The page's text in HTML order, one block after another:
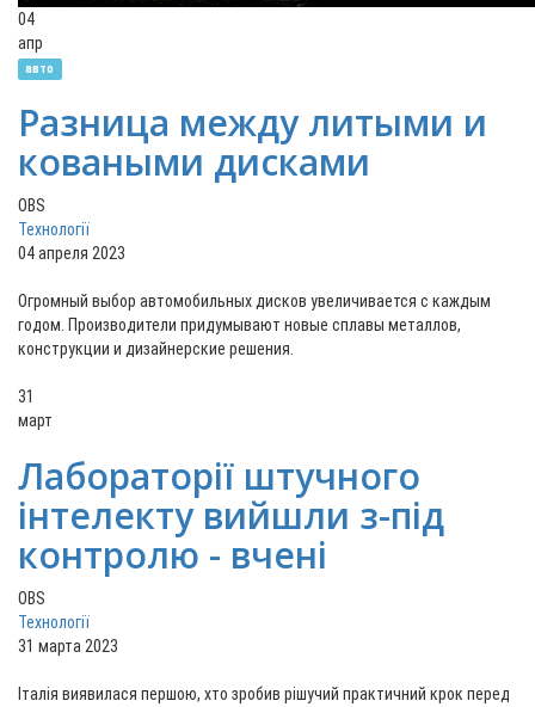
04
апр
авто
Разница между литыми и
коваными дисками
OBS
Технології
04 апреля 2023
Огромный выбор автомобильных дисков увеличивается с каждым
годом. Производители придумывают новые сплавы металлов,
конструкции и дизайнерские решения.
31
март
Лабораторії штучного
інтелекту вийшли з-під
контролю - вчені
OBS
Технології
31 марта 2023
Італія виявилася першою, хто зробив рішучий практичний крок перед